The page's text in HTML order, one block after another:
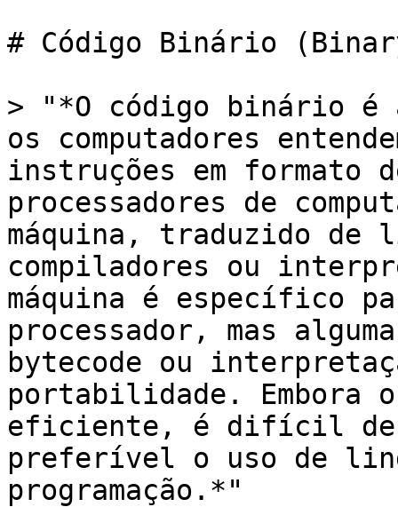
# Código Binário
> "*O código binário é
os computadores
instruções em
processadores de
máquina, traduzido de
compiladores ou
máquina é específico
processador, mas
bytecode ou
portabilidade. Embora
eficiente, é difícil de
preferível o uso de
programação.*"